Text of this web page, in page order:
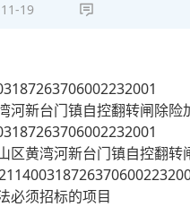
19
河新台门镇自控翻转闸除险
区黄湾河新台门镇自控翻转
必须招标的项目